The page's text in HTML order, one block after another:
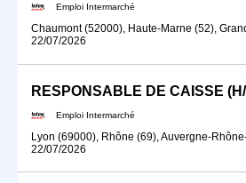
Emploi Intermarché
Chaumont (52000), Haute-Marne (52),
22/07/2026
RESPONSABLE DE CAISSE
Emploi Intermarché
Lyon (69000), Rhône (69), Auvergne-
22/07/2026